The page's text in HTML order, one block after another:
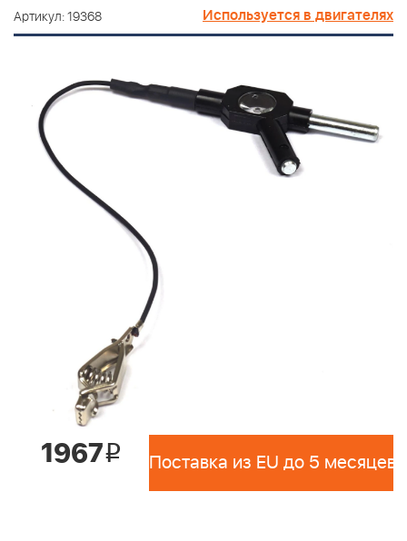
Артикул: 19368 Используется в двигателях
1967i Поставка из EU до 5 месяцев